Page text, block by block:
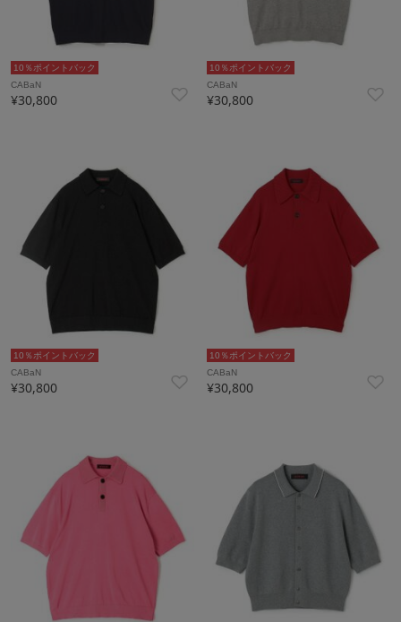
10％ポイントバック
CABaN
¥30,800
10％ポイントバック
CABaN
¥30,800
10％ポイントバック
CABaN
¥30,800
10％ポイントバック
CABaN
¥30,800